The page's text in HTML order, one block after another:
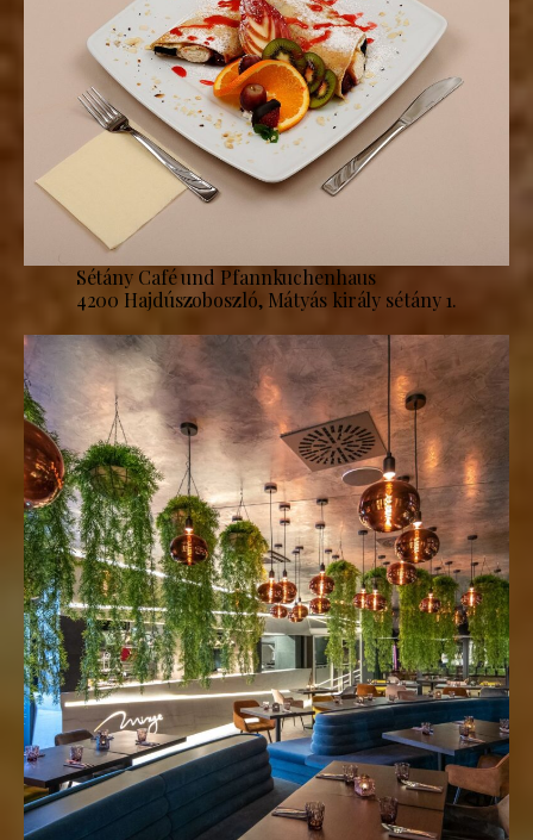
Sétány Café und Pfannkuchenhaus
4200 Hajdúszoboszló, Mátyás király sétány 1.